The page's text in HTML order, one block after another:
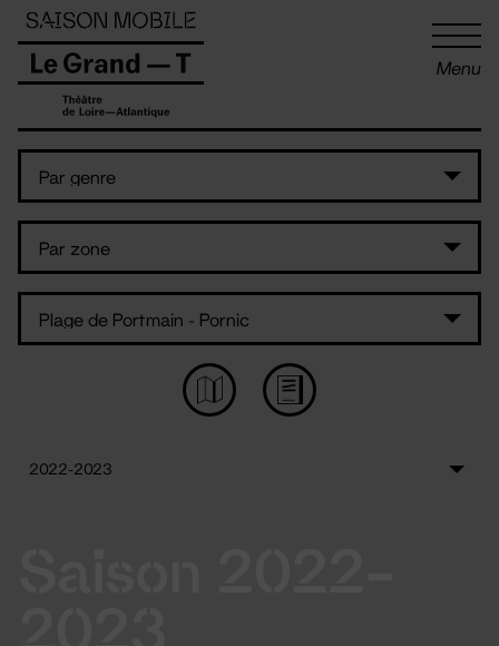
Menu
Panneau de gestion des cookies